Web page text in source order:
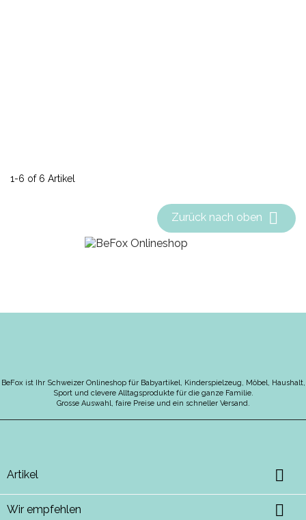
1-6 of 6 Artikel
Zurück nach oben 
BeFox ist Ihr Schweizer Onlineshop für Babyartikel, Kinderspielzeug, Möbel, Haushalt,
Sport und clevere Alltagsprodukte für die ganze Familie.
Grosse Auswahl, faire Preise und ein schneller Versand.
Artikel 
Wir empfehlen 